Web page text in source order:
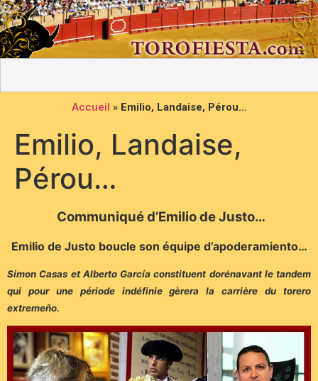
Accueil » Emilio, Landaise, Pérou…
Emilio, Landaise,
Pérou…
Communiqué d’Emilio de Justo…
Emilio de Justo boucle son équipe d’apoderamiento…
Simon Casas et Alberto García constituent dorénavant le tandem
qui pour une période indéfinie gèrera la carrière du torero
extremeño.